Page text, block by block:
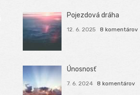
Pojezdová dráha
12. 6. 2025 8 komentárov
Únosnosť
7. 6. 2024 8 komentárov